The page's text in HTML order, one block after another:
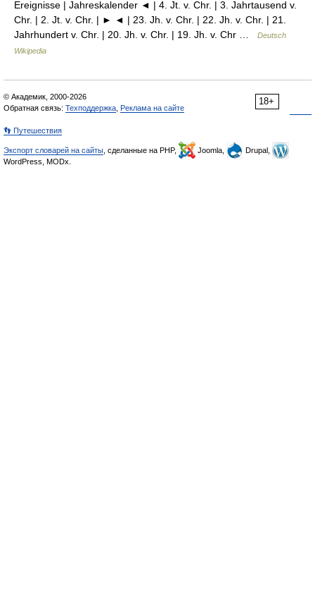
Ereignisse | Jahreskalender ◄ | 4. Jt. v. Chr. | 3. Jahrtausend v.
Chr. | 2. Jt. v. Chr. | ► ◄ | 23. Jh. v. Chr. | 22. Jh. v. Chr. | 21.
Jahrhundert v. Chr. | 20. Jh. v. Chr. | 19. Jh. v. Chr …
Deutsch
Wikipedia
18+
© Академик, 2000-2026
Обратная связь: Техподдержка Реклама на сайте
👣 Путешествия
Экспорт словарей на сайты , сделанные на PHP, Joomla,
Drupal,
WordPress, MODx.